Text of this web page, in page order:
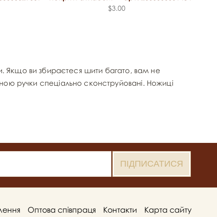
$3.00
Якщо ви збираєтеся шити багато, вам не
ручки спеціально сконструйовані. Ножиці
Оптова співпраця Контакти Карта сайту